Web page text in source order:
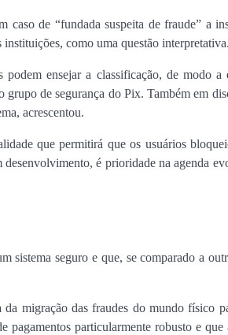
de “fundada suspeita de fraude” a
como uma questão interpretativa.
ensejar a classificação, de modo a
de segurança do Pix. Também em
acrescentou.
que permitirá que os usuários
é prioridade na agenda
seguro e que, se comparado a
migração das fraudes do mundo físico
particularmente robusto e que